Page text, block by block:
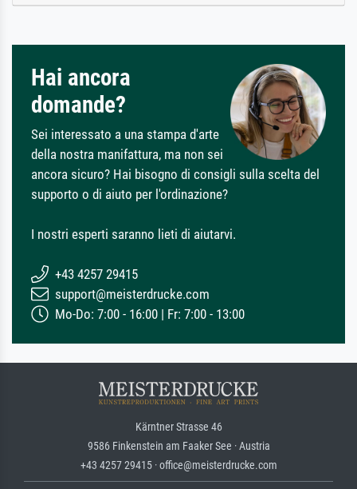
Hai ancora
domande?
Sei interessato a una stampa d'arte
della nostra manifattura, ma non sei
ancora sicuro? Hai bisogno di consigli sulla scelta del
supporto o di aiuto per l'ordinazione?
I nostri esperti saranno lieti di aiutarvi.
+43 4257 29415
support@meisterdrucke.com
Mo-Do: 7:00 - 16:00 | Fr: 7:00 - 13:00
Kärntner Strasse 46
9586 Finkenstein am Faaker See · Austria
+43 4257 29415 · office@meisterdrucke.com